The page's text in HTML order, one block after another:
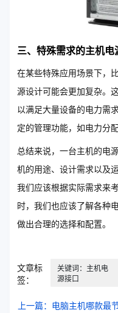
三、特殊需求的主机电
在某些特殊应用场景下，
源设计可能会更加复杂。
以满足大量设备的电力需
定的管理功能，如电力分
总结来说，一台主机的电
机的用途、设计需求以及
我们应该根据实际需求来
时，我们也应该了解各种
做出合理的选择和配置。
文章标
签：
关键词：主机电
源接口
上一篇：电脑主机哪款最